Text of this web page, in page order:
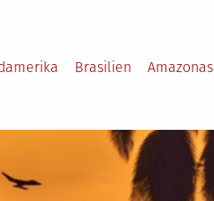
Brasilien Amazonas